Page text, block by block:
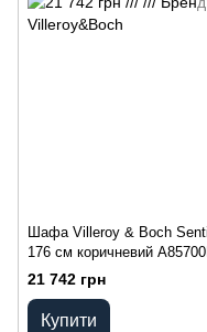
Шафа Villeroy & Boch
176 см коричневий
21 742 грн
Купити